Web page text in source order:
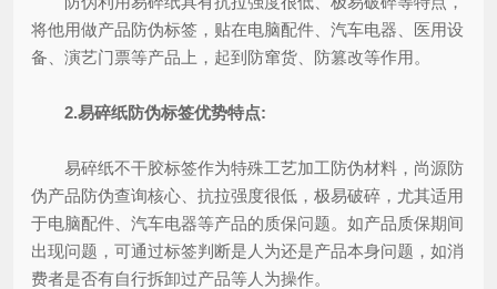
将他用做产品防伪标签，贴在电脑配件、汽车电器、医用设
备、演艺门票等产品上，起到防窜货、防篡改等作用。
2.易碎纸防伪标签优势特点:
易碎纸不干胶标签作为特殊工艺加工防伪材料，尚源防
伪产品防伪查询核心、抗拉强度很低，极易破碎，尤其适用
于电脑配件、汽车电器等产品的质保问题。如产品质保期间
出现问题，可通过标签判断是人为还是产品本身问题，如消
费者是否有自行拆卸过产品等人为操作。